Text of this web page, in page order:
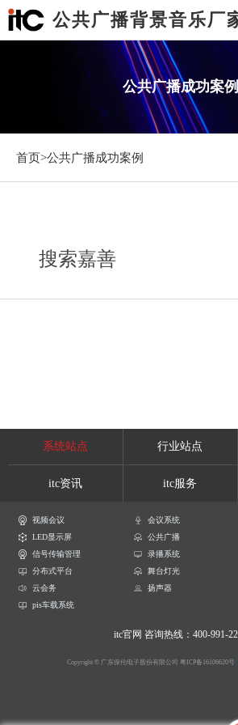
公共广播背景音乐厂
公共广播成功案例
首页>公共广播成功案例
搜索嘉善
系统站点 行业站点
itc资讯 itc服务
视频会议 会议系统
LED显示屏
公共广播
信号传输管理
录播系统
分布式平台
舞台灯光
云会务
扬声器
pis车载系统
itc官网 咨询热线：400-991-
Copyright © 广东保伦电子股份有限公司 粤ICP备16106620号